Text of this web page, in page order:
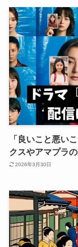
「良いこと悪い
クスやアマプラ
2026年3月30日